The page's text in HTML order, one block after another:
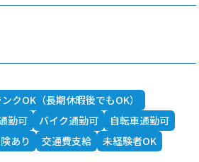
クOK（長期休暇後でもOK）
勤可 バイク通勤可
自転車通勤可
あり 交通費支給
未経験者OK